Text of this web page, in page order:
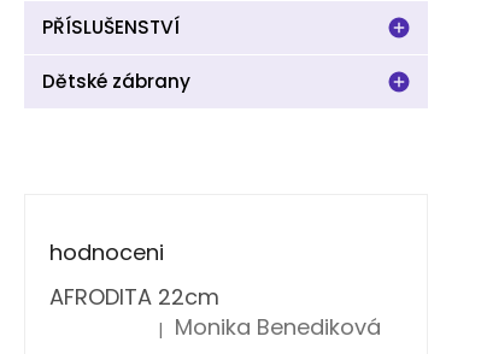
PŘÍSLUŠENSTVÍ
Dětské zábrany
hodnoceni
AFRODITA 22cm
Hodnocení produktu je 5 z 5 hvězdiček.
| Monika Benediková